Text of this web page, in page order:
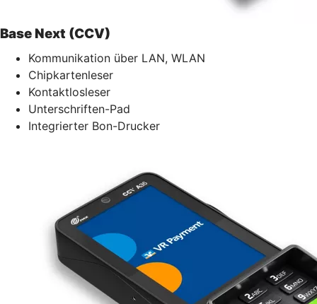
Base Next (CCV)
Kommunikation über LAN, WLAN
Chipkartenleser
Kontaktlosleser
Unterschriften-Pad
Integrierter Bon-Drucker